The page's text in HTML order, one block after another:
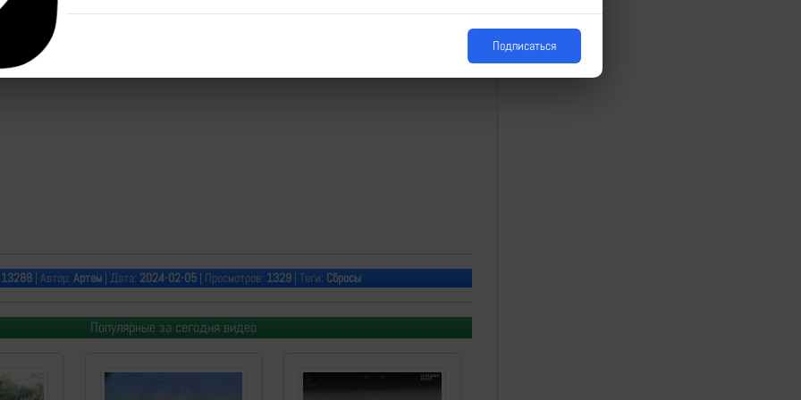
13288 | Автор: Артем | Дата: 2024-02-05 | Просмотров: 1329 | Теги: Сбросы
Популярные за сегодня видео
Подписаться